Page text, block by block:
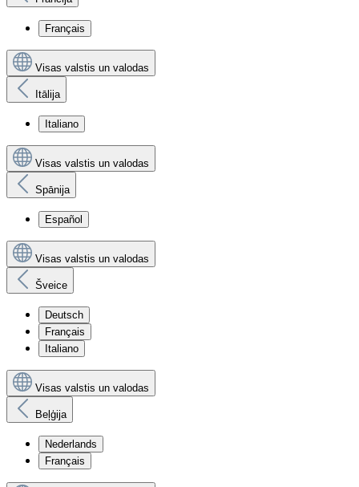
Français
Visas valstis un valodas
Itālija
Italiano
Visas valstis un valodas
Spānija
Español
Visas valstis un valodas
Šveice
Deutsch
Français
Italiano
Visas valstis un valodas
Beļģija
Nederlands
Français